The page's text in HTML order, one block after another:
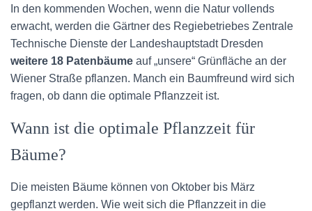
In den kommenden Wochen, wenn die Natur vollends
erwacht, werden die Gärtner des Regiebetriebes Zentrale
Technische Dienste der Landeshauptstadt Dresden
weitere 18 Patenbäume auf „unsere“ Grünfläche an der
Wiener Straße pflanzen. Manch ein Baumfreund wird sich
fragen, ob dann die optimale Pflanzzeit ist.
Wann ist die optimale Pflanzzeit für
Bäume?
Die meisten Bäume können von Oktober bis März
gepflanzt werden. Wie weit sich die Pflanzzeit in die